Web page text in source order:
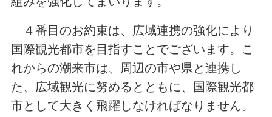
４番目のお約束は、広域連携の強化により
国際観光都市を目指すことでございます。こ
れからの潮来市は、周辺の市や県と連携し
た、広域観光に努めるとともに、国際観光都
市として大きく飛躍しなければなりません。